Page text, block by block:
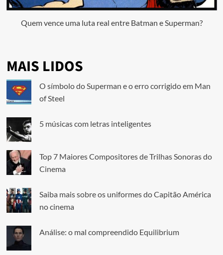
Quem vence uma luta real entre Batman e Superman?
MAIS LIDOS
O símbolo do Superman e o erro corrigido em Man
of Steel
5 músicas com letras inteligentes
Top 7 Maiores Compositores de Trilhas Sonoras do
Cinema
Saiba mais sobre os uniformes do Capitão América
no cinema
Análise: o mal compreendido Equilibrium